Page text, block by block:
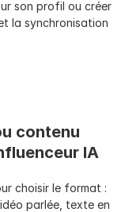
son profil ou créer
la synchronisation
contenu
IA
choisir le format :
parlée, texte en